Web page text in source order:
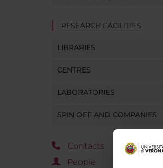
RESEARCH FACILITIES
LIBRARIES
CENTRES
LABORATORIES
SPIN OFF AND COMPANIES
Contacts
People